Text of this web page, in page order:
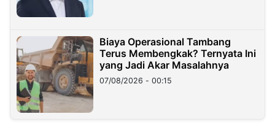
Biaya Operasional Tambang
Terus Membengkak? Ternyata Ini
yang Jadi Akar Masalahnya
07/08/2026 - 00:15